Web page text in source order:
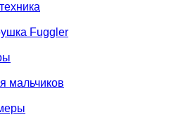
Fuggler
мальчиков